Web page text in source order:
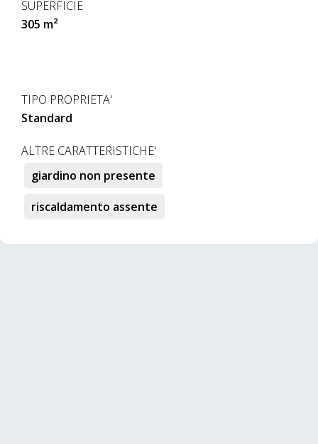
SUPERFICIE
305 m²
TIPO PROPRIETA'
Standard
ALTRE CARATTERISTICHE'
giardino non presente
riscaldamento assente